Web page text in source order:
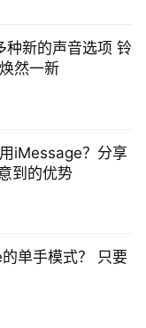
种新的声音选项 铃
然一新
iMessage？分享
到的优势
单手模式？ 只要